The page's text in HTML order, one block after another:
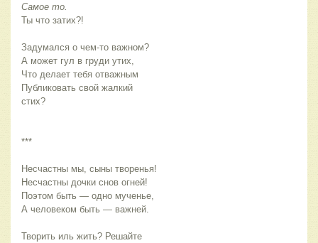
Самое то.
Ты что затих?!
Задумался о чем-то важном?
А может гул в груди утих,
Что делает тебя отважным
Публиковать свой жалкий
стих?
***
Несчастны мы, сыны творенья!
Несчастны дочки снов огней!
Поэтом быть — одно мученье,
А человеком быть — важней.
Творить иль жить? Решайте